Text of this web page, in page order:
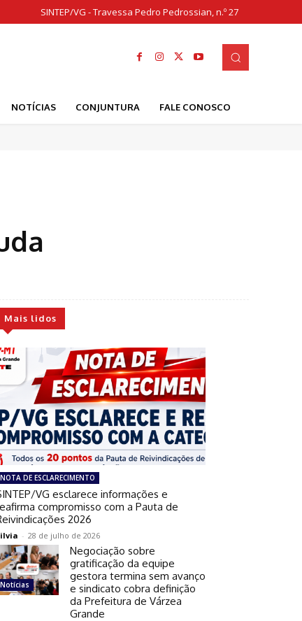
SINTEP/VG - Travessa Pedro Pedrossian, n.º 27
NOTÍCIAS CONJUNTURA FALE CONOSCO
Mais lidos
NOTA DE ESCLARECIMENTO
VG esclarece informações e
compromisso com a Pauta de
2026
- 28 de julho de 2026
Notícias
Negociação sobre
gratificação da equipe
gestora termina sem avanço
e sindicato cobra definição
da Prefeitura de Várzea
Grande